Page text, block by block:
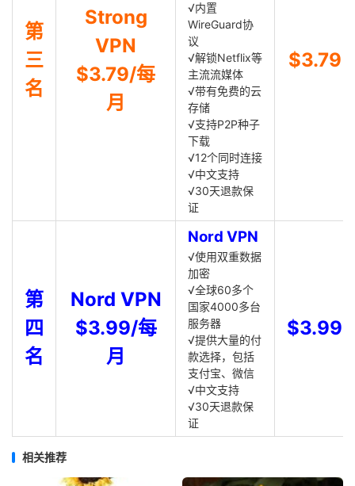
第
三
名
Strong
VPN
$3.79/每
月
√内置
WireGuard协
议
√解锁Netflix等
主流流媒体
√带有免费的云
存储
√支持P2P种子
下载
√12个同时连接
√中文支持
√30天退款保
证
$3.79
第
四
名
Nord VPN
$3.99/每
月
Nord VPN
√使用双重数据
加密
√全球60多个
国家4000多台
服务器
√提供大量的付
款选择，包括
支付宝、微信
√中文支持
√30天退款保
证
$3.99
相关推荐